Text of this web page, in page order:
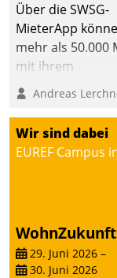
Über die SWSG-
MieterApp
mehr als 50.000
mit ihrem
kommunizieren,
Laufenden
einsehen und
oder
Andreas
Wir sind dabei
EUREF Campus
29. Juni 2026 –
30. Juni 2026